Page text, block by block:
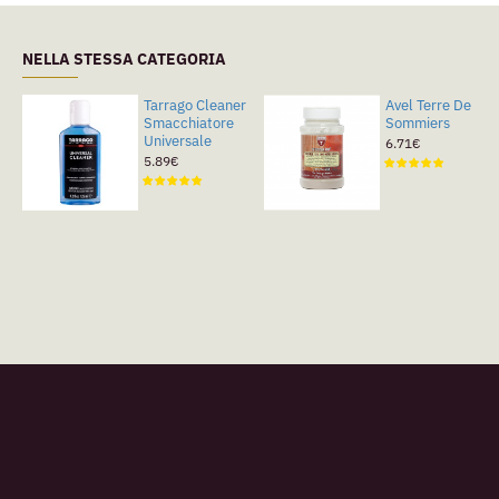
NELLA STESSA CATEGORIA
Tarrago Cleaner
Smacchiatore
Universale
5.89€
Avel Terre De
Sommiers
6.71€